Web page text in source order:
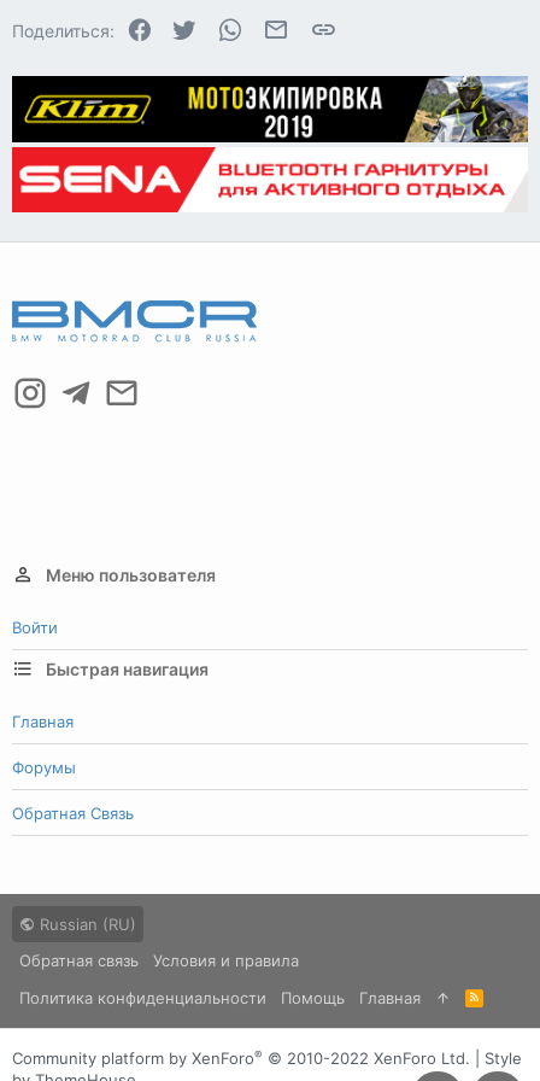
26
Trebuchet MS
Поделиться: Facebook
Twitter WhatsAppЭлектронная почта
Ссылка
Меню пользователя
Войти
Быстрая навигация
Главная
Форумы
Обратная Связь
Russian (RU)
Обратная связь
Условия и правила
Политика конфиденциальности
Помощь Главная
R
S
Community platform by XenForo® © 2010-2022 XenForo Ltd.
Style